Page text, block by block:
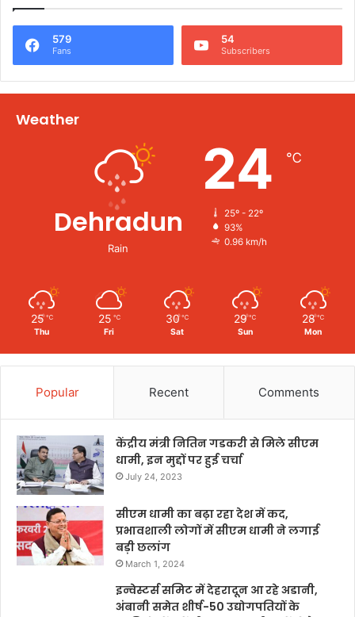
579
Fans
54
Subscribers
Weather
Dehradun
Rain
24 ℃
25º - 22º
93%
0.96 km/h
25 ℃
Thu
25 ℃
Fri
30 ℃
Sat
29 ℃
Sun
28 ℃
Mon
Popular Recent Comments
केंद्रीय मंत्री नितिन गडकरी से मिले सीएम
धामी, इन मुद्दों पर हुई चर्चा
July 24, 2023
सीएम धामी का बढ़ा रहा देश में कद,
प्रभावशाली लोगों में सीएम धामी ने लगाई
बड़ी छलांग
March 1, 2024
इन्वेस्टर्स समिट में देहरादून आ रहे अडानी,
अंबानी समेत शीर्ष-50 उद्योगपतियों के